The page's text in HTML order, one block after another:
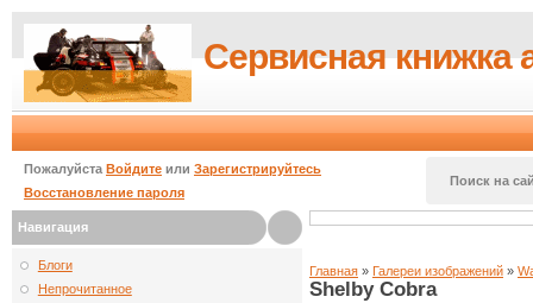
Сервисная книжка
Пожалуйста Войдите или Зарегистрируйтесь
Восстановление пароля
Поиск на
Навигация
Блоги
Непрочитанное
Главная » Галереи изображений »
Shelby Cobra